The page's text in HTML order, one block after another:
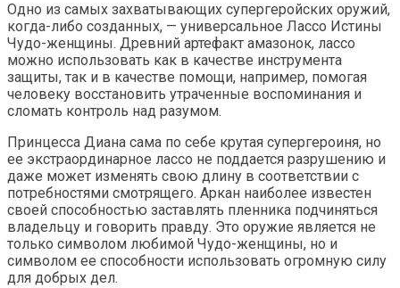
Одно из самых захватывающих супергеройских оружий,
когда-либо созданных, — универсальное Лассо Истины
Чудо-женщины. Древний артефакт амазонок, лассо
можно использовать как в качестве инструмента
защиты, так и в качестве помощи, например, помогая
человеку восстановить утраченные воспоминания и
сломать контроль над разумом.
Принцесса Диана сама по себе крутая супергероиня, но
ее экстраординарное лассо не поддается разрушению и
даже может изменять свою длину в соответствии с
потребностями смотрящего. Аркан наиболее известен
своей способностью заставлять пленника подчиняться
владельцу и говорить правду. Это оружие является не
только символом любимой Чудо-женщины, но и
символом ее способности использовать огромную силу
для добрых дел.